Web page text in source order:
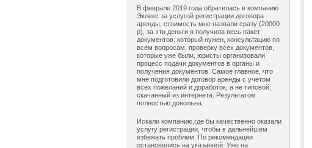
В феврале 2019 года обратилась в компанию
Эклекс за услугой регистрации договора
аренды, стоимость мне назвали сразу (20000
р), за эти деньги я получила весь пакет
документов, который нужен, консультацию по
всем вопросам, проверку всех документов,
которые уже были, юристы организовали
процесс подачи документов в органы и
получения документов. Самое главное, что
мне подготовили договор аренды с учетом
всех пожеланий и доработок, а не типовой,
скачанный из интернета. Результатом
полностью довольна.
Искали компанию,где бы качественно оказали
услугу регистрации, чтобы в дальнейшем
избежать проблем. По рекомендации
остановились на указанной. Уже на